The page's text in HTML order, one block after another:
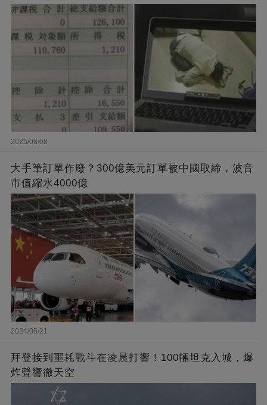
2025/08/08
大手筆訂單作廢？300億美元訂單被中國取締，波音
市值縮水4000億
2024/05/21
拜登接到噩耗戰斗在凌晨打響！100輛坦克入城，爆
炸聲響徹天空